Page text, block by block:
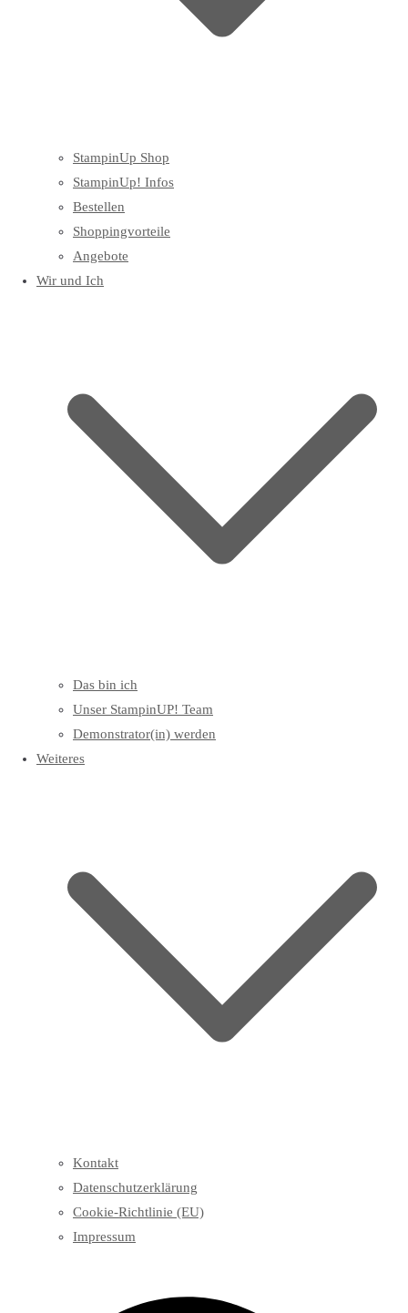
StampinUp Shop
StampinUp! Infos
Bestellen
Shoppingvorteile
Angebote
Wir und Ich
Das bin ich
Unser StampinUP! Team
Demonstrator(in) werden
Weiteres
Kontakt
Datenschutzerklärung
Cookie-Richtlinie (EU)
Impressum